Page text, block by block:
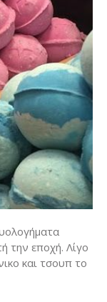
την εποχή. Λίγο
και τσουπ το